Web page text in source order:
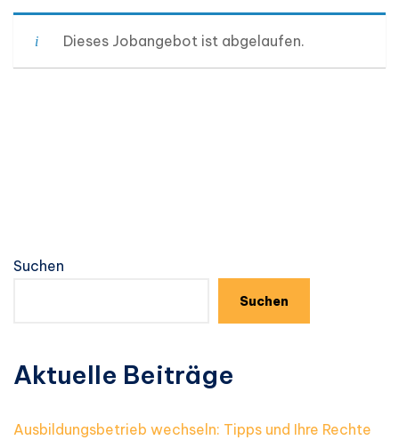
Dieses Jobangebot ist abgelaufen.
Suchen
Suchen
Aktuelle Beiträge
Ausbildungsbetrieb wechseln: Tipps und Ihre Rechte